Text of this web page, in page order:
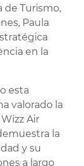
de Turismo,
Paula
en la
esta
valorado la
Air
la
y su
a largo